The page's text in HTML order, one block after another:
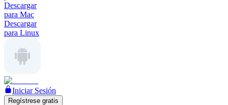
Descargar
para Mac
Descargar
para Linux
Iniciar Sesión
Regístrese gratis